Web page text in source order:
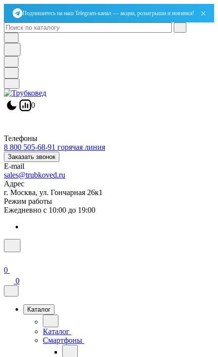
Подпишитесь на наш Telegram-канал — акции, розыгрыши и новинки! ×
0
Телефоны
8 800 505-68-91 горячая линия
Заказать звонок
E-mail
sales@trubkoved.ru
Адрес
г. Москва, ул. Гончарная 26к1
Режим работы
Ежедневно с 10:00 до 19:00
0
0
Каталог
Каталог
Смартфоны